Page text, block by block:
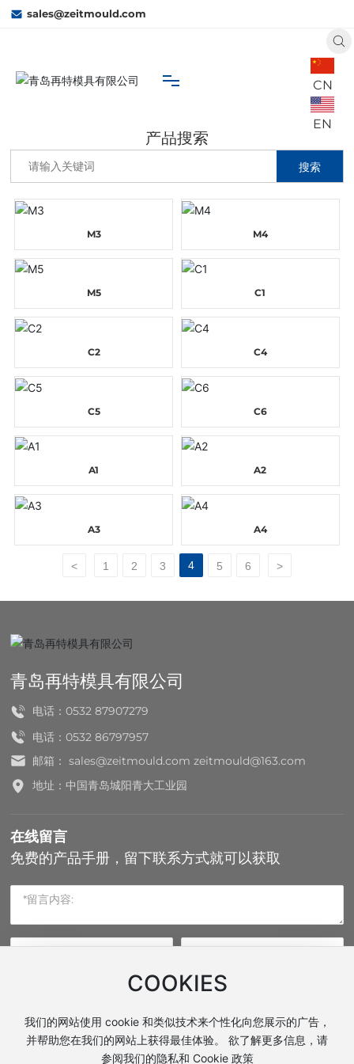
sales@zeitmould.com
网站首页
关于我们
再特能力
CN
EN
首页 搜索
产品搜索
搜索
M3 M4
M5 C1
C2 C4
C5 C6
A1 A2
A3 A4
< 1 2 3 4 5 6 >
青岛再特模具有限公司
电话：0532 87907279
电话：0532 86797957
邮箱：sales@zeitmould.com zeitmould@163.com
地址：中国青岛城阳青大工业园
在线留言
免费的产品手册，留下联系方式就可以获取
提交
COOKIES
我们的网站使用 cookie 和类似技术来个性化向您展示的广告，
并帮助您在我们的网站上获得最佳体验。 欲了解更多信息，请
参阅我们的隐私和 Cookie 政策